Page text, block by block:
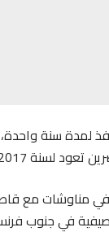
لمدة سنة
لسنة 2017.
مناوشات مع
في جنوب